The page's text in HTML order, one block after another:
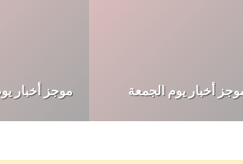
أخبار يوم الخميس موجز أخبار